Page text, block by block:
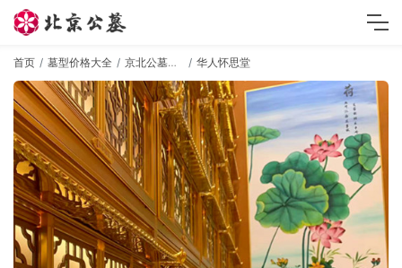
首页 墓型价格大全 京北公墓墓型 华人怀思堂